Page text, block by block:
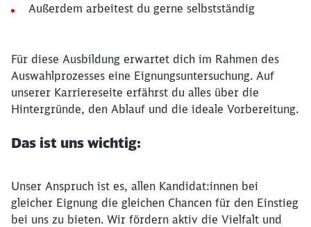
Außerdem arbeitest du gerne selbstständig
Für diese Ausbildung erwartet dich im Rahmen des
Auswahlprozesses eine Eignungsuntersuchung. Auf
unserer Karriereseite erfährst du alles über die
Hintergründe, den Ablauf und die ideale Vorbereitung.
Das ist uns wichtig:
Unser Anspruch ist es, allen Kandidat:innen bei
gleicher Eignung die gleichen Chancen für den Einstieg
bei uns zu bieten. Wir fördern aktiv die Vielfalt und